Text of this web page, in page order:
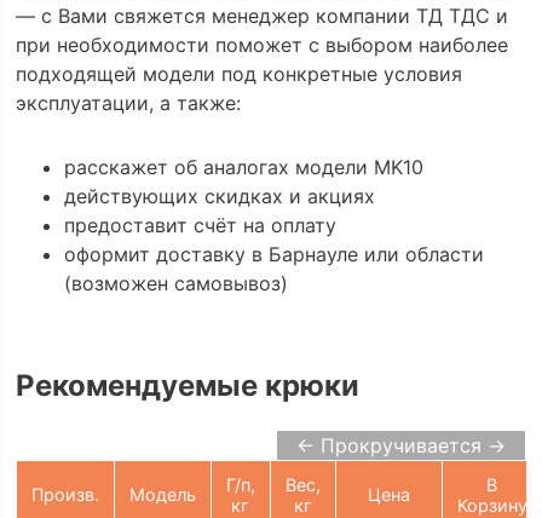
— с Вами свяжется менеджер компании ТД ТДС и
при необходимости поможет с выбором наиболее
подходящей модели под конкретные условия
эксплуатации, а также:
расскажет об аналогах модели MK10
действующих скидках и акциях
предоставит счёт на оплату
оформит доставку в Барнауле или области
(возможен самовывоз)
Рекомендуемые крюки
← Прокручивается →
Произв. Модель
Г/п,
кг
Вес,
кг
Цена
В
Корзину